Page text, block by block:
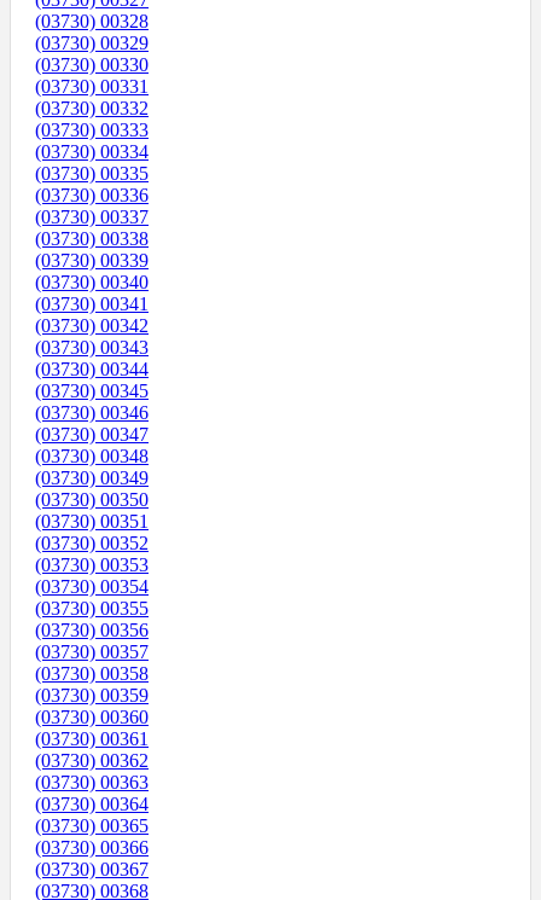
(03730) 00328
(03730) 00329
(03730) 00330
(03730) 00331
(03730) 00332
(03730) 00333
(03730) 00334
(03730) 00335
(03730) 00336
(03730) 00337
(03730) 00338
(03730) 00339
(03730) 00340
(03730) 00341
(03730) 00342
(03730) 00343
(03730) 00344
(03730) 00345
(03730) 00346
(03730) 00347
(03730) 00348
(03730) 00349
(03730) 00350
(03730) 00351
(03730) 00352
(03730) 00353
(03730) 00354
(03730) 00355
(03730) 00356
(03730) 00357
(03730) 00358
(03730) 00359
(03730) 00360
(03730) 00361
(03730) 00362
(03730) 00363
(03730) 00364
(03730) 00365
(03730) 00366
(03730) 00367
(03730) 00368